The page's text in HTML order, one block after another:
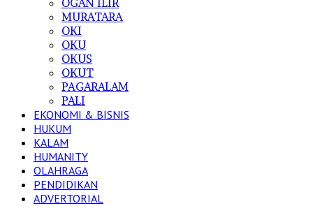
OGAN ILIR
MURATARA
OKI
OKU
OKUS
OKUT
PAGARALAM
PALI
EKONOMI & BISNIS
HUKUM
KALAM
HUMANITY
OLAHRAGA
PENDIDIKAN
ADVERTORIAL